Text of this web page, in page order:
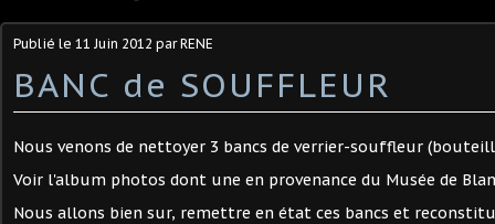
Publié le 11 Juin 2012 par RENE
BANC de SOUFFLEUR
Nous venons de nettoyer 3 bancs de verrier-souffleur
Voir l'album photos dont une en provenance du Musée de
Nous allons bien sur, remettre en état ces bancs et